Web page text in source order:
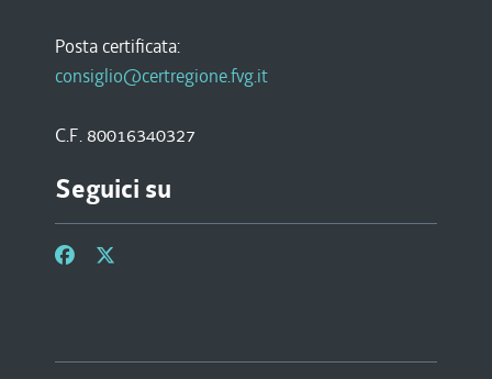
Posta certificata:
consiglio@certregione.fvg.it
C.F. 80016340327
Seguici su